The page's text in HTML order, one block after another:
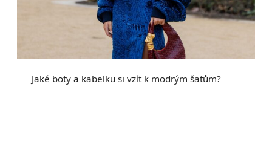
Jaké boty a kabelku si vzít k modrým šatům?